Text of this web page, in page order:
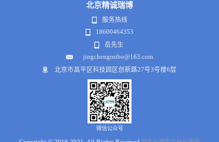
北京精诚瑞博
服务热线
18600464353
岳先生
jingchengruibo@163.com
北京市昌平区科技园区创新路27号3号楼6层
微信公众号